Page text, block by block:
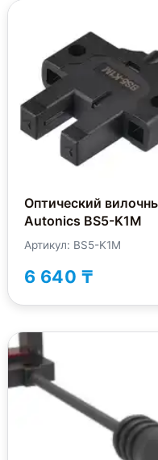
Оптический
Autonics BS5-K1M
Артикул: BS5-K1M
6 640 ₸